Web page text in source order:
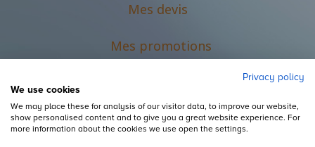
Mes devis
Mes promotions
Privacy policy
We use cookies
We may place these for analysis of our visitor data, to improve our website,
show personalised content and to give you a great website experience. For
more information about the cookies we use open the settings.